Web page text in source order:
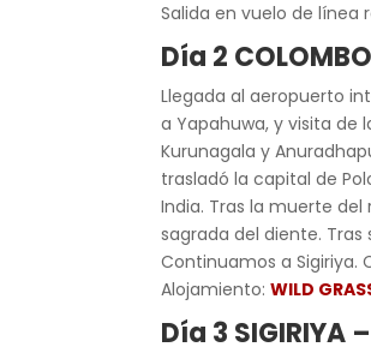
Salida en vuelo de línea
Día 2
Llegada al aeropuerto
a Yapahuwa, y visita de
Kurunagala y
trasladó la capital de
India. Tras la muerte del
sagrada del diente.
Continuamos a Sigiriya.
Alojamiento:WILD
Día 3 SIGIRIYA